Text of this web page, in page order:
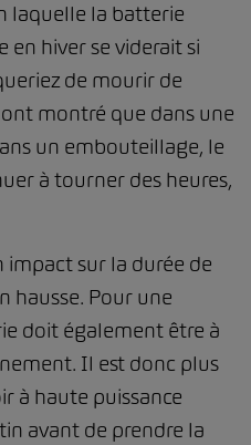
laquelle la batterie
en hiver se viderait si
de mourir de
ont montré que dans une
un embouteillage, le
à tourner des heures,
impact sur la durée de
hausse. Pour une
doit également être à
Il est donc plus
à haute puissance
avant de prendre la